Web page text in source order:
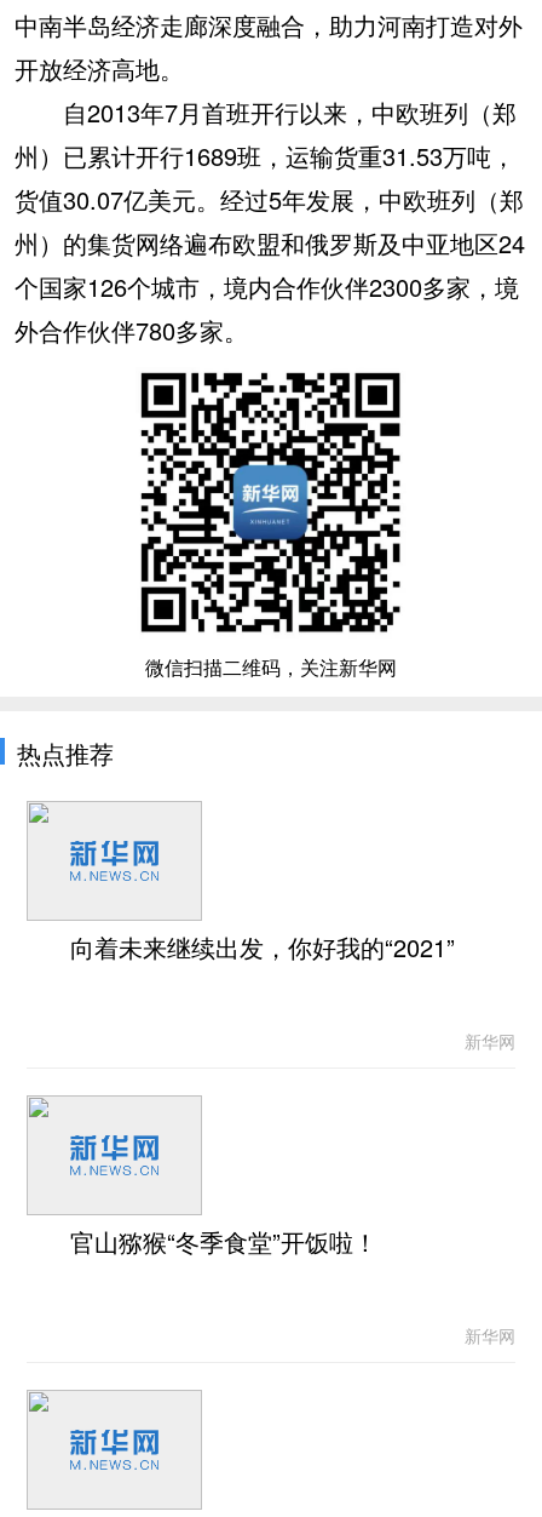
中南半岛经济走廊深度融合，助力河南打造对外
开放经济高地。
自2013年7月首班开行以来，中欧班列（郑
州）已累计开行1689班，运输货重31.53万吨，
货值30.07亿美元。经过5年发展，中欧班列（郑
州）的集货网络遍布欧盟和俄罗斯及中亚地区24
个国家126个城市，境内合作伙伴2300多家，境
外合作伙伴780多家。
微信扫描二维码，关注新华网
热点推荐
向着未来继续出发，你好我的“2021”
新华网
官山猕猴“冬季食堂”开饭啦！
新华网